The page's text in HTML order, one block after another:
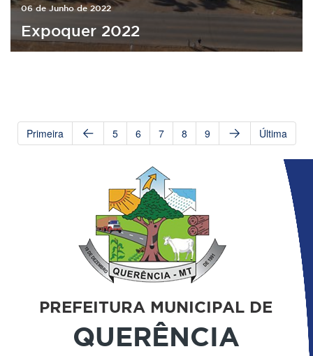
06 de Junho de 2022
Expoquer 2022
Primeira 5 6 7 8 9 Última
PREFEITURA MUNICIPAL DE
QUERÊNCIA